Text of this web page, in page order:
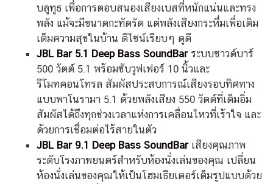
บลูทูธ เพื่อการตอบสนองเสียงเบสที่หนักแน่นและทรง
พลัง แม้จะมีขนาดกะทัดรัด แต่พลังเสียงกระหึ่มเพื่อเติม
เต็มความสุขในบ้าน ดีไซน์เรียบๆ ดูดี
JBL Bar 5.1 Deep Bass SoundBarระบบซาวด์บาร์
500 วัตต์ 5.1 พร้อมซับวูฟเฟอร์ 10 นิ้วและ
รีโมทคอนโทรล สัมผัสประสบการณ์เสียงรอบทิศทาง
แบบพาโนรามา 5.1 ด้วยพลังเสียง 550 วัตต์ที่เต็มอิ่ม
สัมผัสได้ถึงทุกช่วงเวลาแห่งการเคลื่อนไหวที่เร้าใจ และ
ด้วยการเชื่อมต่อไร้สายในตัว
JBL Bar 9.1 Deep Bass SoundBarเสียงคุณภาพ
ระดับโรงภาพยนตร์สำหรับห้องนั่งเล่นของคุณ เปลี่ยน
ห้องนั่งเล่นของคุณให้เป็นโฮมเธียเตอร์เต็มรูปแบบด้วย